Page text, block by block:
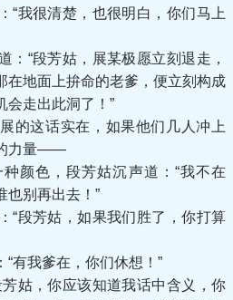
很清楚，也很明白，你们马上
“段芳姑，展某极愿立刻退走，
在地面上拚命的老爹，便立刻构成
会走出此洞了！”
这话实在，如果他们几人冲上
力量——
色，段芳姑沉声道：“我不在
也别再出去！”
段芳姑，如果我们胜了，你打算
我爹在，你们休想！”
姑，你应该知道我话中含义，你